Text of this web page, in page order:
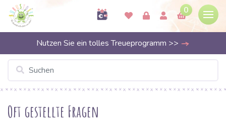
0
Nutzen Sie ein tolles Treueprogramm >>
Oft gestellte Fragen